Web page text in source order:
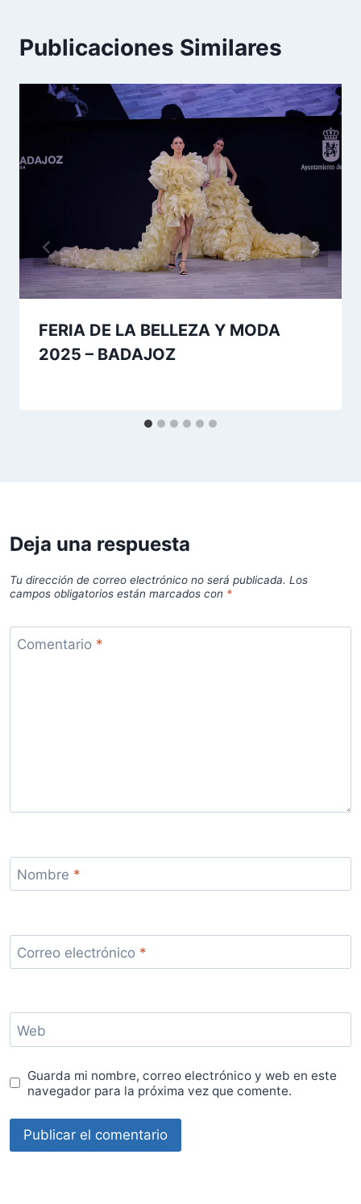
Publicaciones Similares
FERIA DE LA BELLEZA Y MODA
2025 – BADAJOZ
Deja una respuesta
Tu dirección de correo electrónico no será publicada. Los
campos obligatorios están marcados con *
Comentario *
Nombre *
Correo electrónico *
Web
Guarda mi nombre, correo electrónico y web en este
navegador para la próxima vez que comente.